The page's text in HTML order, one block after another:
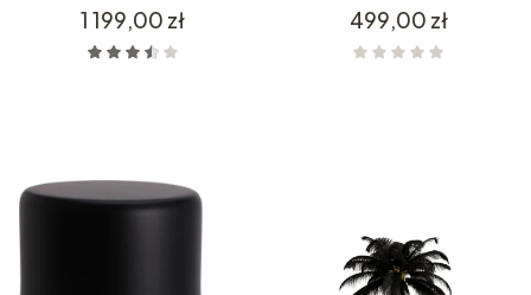
Cena
1 199,00 zł
Cena
499,00 zł